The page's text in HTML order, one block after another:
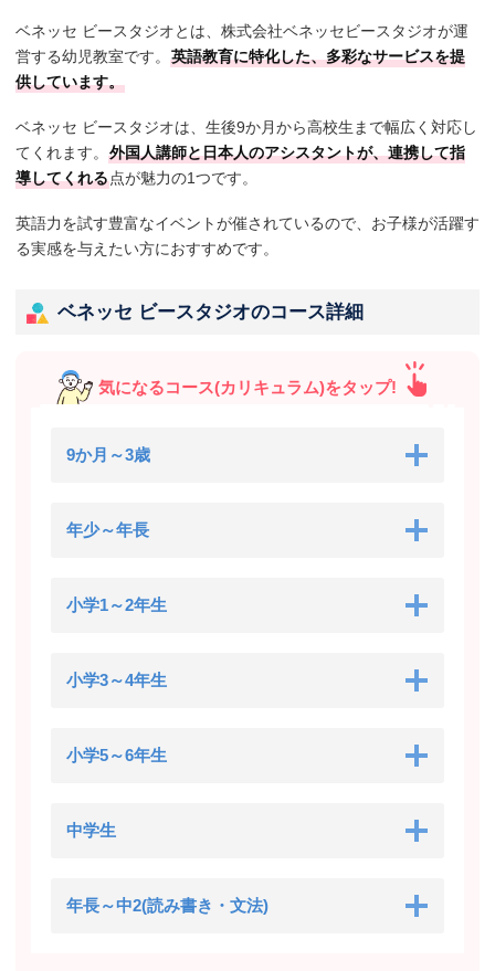
ベネッセ ビースタジオとは、株式会社ベネッセビースタジオが運
営する幼児教室です。 英語教育に特化した、多彩なサービスを提
供しています。
ベネッセ ビースタジオは、生後9か月から高校生まで幅広く対応し
てくれます。 外国人講師と日本人のアシスタントが、連携して指
導してくれる点が魅力の1つです。
英語力を試す豊富なイベントが催されているので、お子様が活躍す
る実感を与えたい方におすすめです。
ベネッセ ビースタジオのコース詳細
気になるコース(カリキュラム)をタップ!
9か月～3歳
年少～年長
小学1～2年生
小学3～4年生
小学5～6年生
中学生
年長～中2(読み書き・文法)